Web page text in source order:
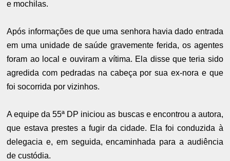
e mochilas.
Após informações de que uma senhora havia dado entrada
em uma unidade de saúde gravemente ferida, os agentes
foram ao local e ouviram a vítima. Ela disse que teria sido
agredida com pedradas na cabeça por sua ex-nora e que
foi socorrida por vizinhos.
A equipe da 55ª DP iniciou as buscas e encontrou a autora,
que estava prestes a fugir da cidade. Ela foi conduzida à
delegacia e, em seguida, encaminhada para a audiência
de custódia.